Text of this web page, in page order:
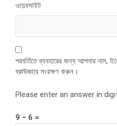
ওয়েবসাইট
পরবর্তিতে ব্যবহারের জন্য আপনার নাম,
ব্রাউজারে সংরক্ষণ করুন।
Please enter an answer in
9 − 6 =